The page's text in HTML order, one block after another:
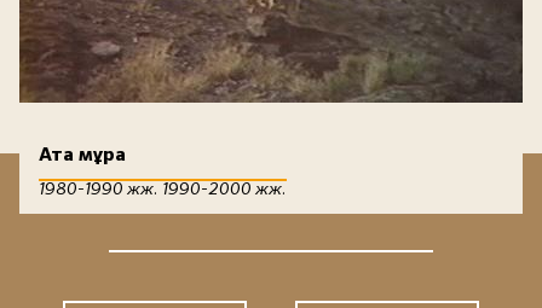
Ата мұра
1980-1990 жж. 1990-2000 жж.